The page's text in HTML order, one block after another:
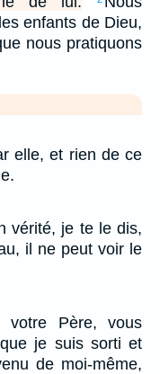
enfants de Dieu,
nous pratiquons
elle, et rien de ce
vérité, je te le dis,
il ne peut voir le
Père, vous
je suis sorti et
de moi-même,